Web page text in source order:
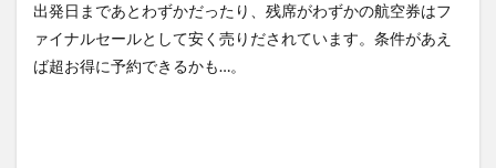
出発日まであとわずかだったり、残席がわずかの航空券はフ
ァイナルセールとして安く売りだされています。条件があえ
ば超お得に予約できるかも…。